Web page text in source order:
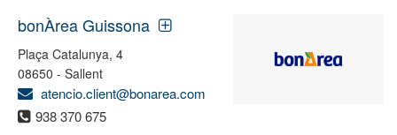
bonÀrea Guissona
Plaça Catalunya, 4
08650 - Sallent
atencio.client@bonarea.com
938 370 675